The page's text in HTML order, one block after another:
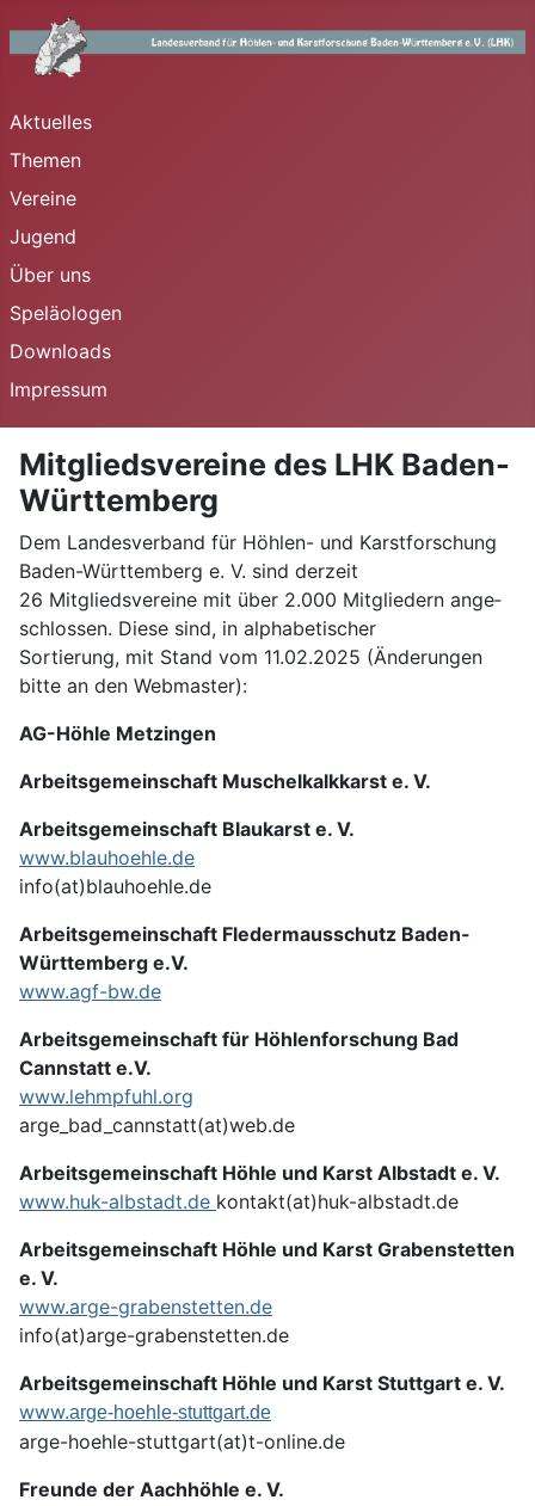
Aktuelles
Themen
Vereine
Jugend
Über uns
Speläologen
Downloads
Impressum
Mitgliedsvereine des LHK Baden-
Württemberg
Dem Landesverband für Höhlen- und Karst­forschung
Baden-Württemberg e. V. sind derzeit
26 Mitglieds­ver­eine mit über 2.000 Mit­gliedern ange­
schlossen. Diese sind, in alpha­betischer
Sortierung, mit Stand vom 11.02.2025 (Änderungen
bitte an den Webmaster):
AG-Höhle Metzingen
Arbeitsgemeinschaft Muschelkalkkarst e. V.
Arbeitsgemeinschaft Blaukarst e. V.
www.blauhoehle.de
info(at)blauhoehle.de
Arbeitsgemeinschaft Fledermausschutz Baden-
Württemberg e.V.
www.agf-bw.de
Arbeitsgemeinschaft für Höhlenforschung Bad
Cannstatt e.V.
www.lehmpfuhl.org
arge_bad_cannstatt(at)web.de
Arbeitsgemeinschaft Höhle und Karst Albstadt e. V.
www.huk-albstadt.de kontakt(at)huk-albstadt.de
Arbeitsgemeinschaft Höhle und Karst Grabenstetten
e. V.
www.arge-grabenstetten.de
info(at)arge-grabenstetten.de
Arbeitsgemeinschaft Höhle und Karst Stuttgart e. V.
www.arge-hoehle-stuttgart.de
arge-hoehle-stuttgart(at)t-online.de
Freunde der Aachhöhle e. V.